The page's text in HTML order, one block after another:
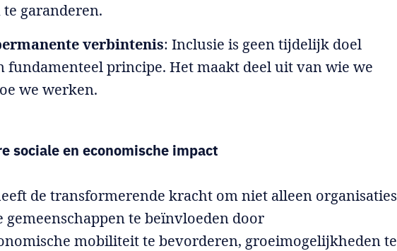
garanderen.
verbintenis: Inclusie is geen tijdelijk doel
fundamenteel principe. Het maakt deel uit van wie we
we werken.
sociale en economische impact
de transformerende kracht om niet alleen organisaties
gemeenschappen te beïnvloeden door
mobiliteit te bevorderen, groeimogelijkheden te